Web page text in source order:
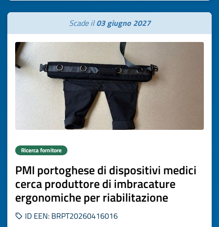
Scade il03 giugno 2027
Ricerca fornitore
PMI portoghese di dispositivi medici
cerca produttore di imbracature
ergonomiche per riabilitazione
ID EEN: BRPT20260416016